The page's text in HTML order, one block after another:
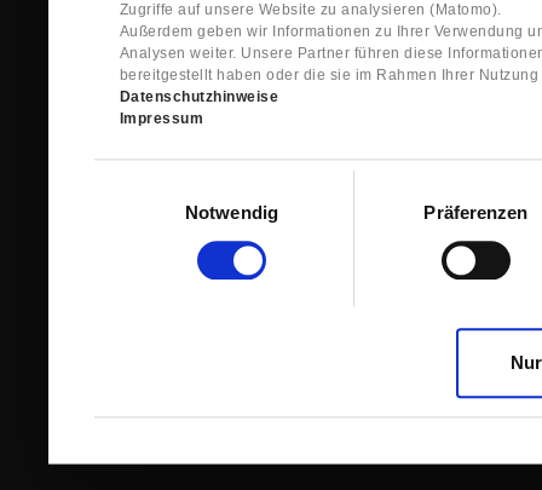
Zugriffe auf unsere Website zu analysieren (Matomo).
Außerdem geben wir Informationen zu Ihrer Verwendung
Analysen weiter. Unsere Partner führen diese
bereitgestellt haben oder die sie im Rahmen Ihrer
Datenschutzhinweise
Impressum
Notwendig
Präferenzen